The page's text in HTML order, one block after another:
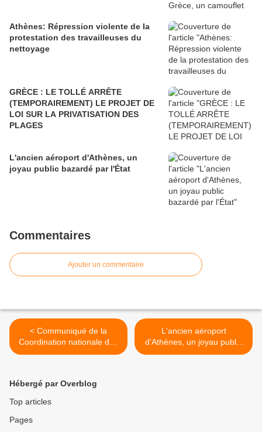
Athènes: Répression violente de la
protestation des travailleuses du
nettoyage
GRÈCE : LE TOLLÉ ARRÊTE
(TEMPORAIREMENT) LE PROJET DE
LOI SUR LA PRIVATISATION DES
PLAGES
L'ancien aéroport d'Athènes, un
joyau public bazardé par l'État
Commentaires
Ajouter un commentaire
< Communiqué de la
Coordination nationale des
précaires, chômeurs,
L'ancien aéroport
d'Athènes, un joyau public
bazardé par l'État >
Hébergé par Overblog
Top articles
Pages